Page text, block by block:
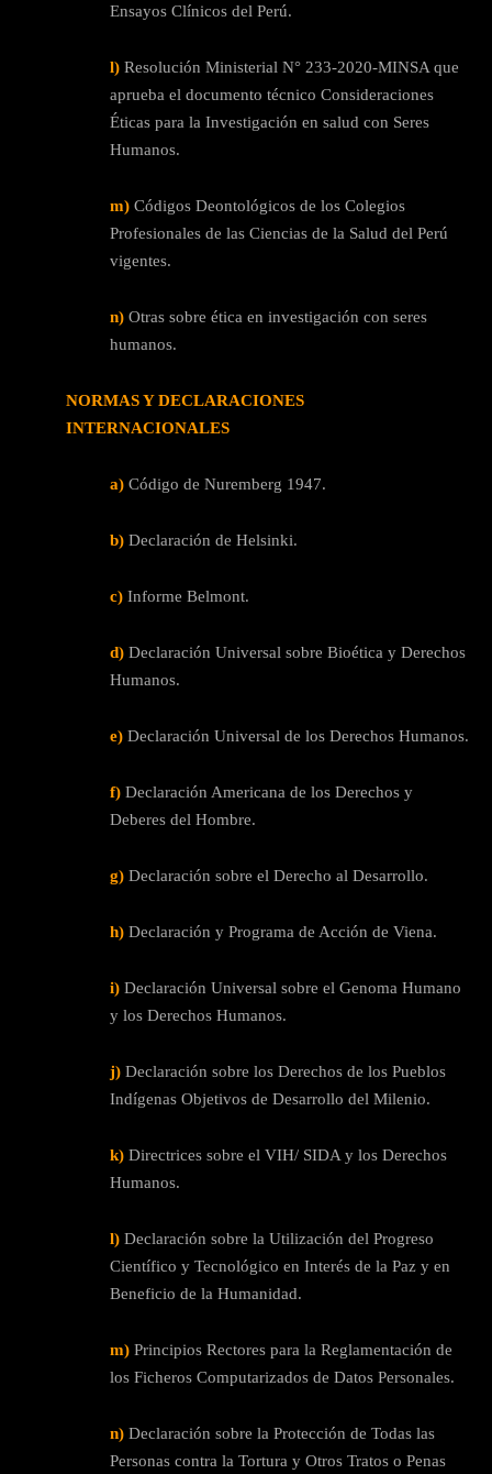
Ensayos Clínicos del Perú.
l) Resolución Ministerial N° 233-2020-MINSA que
aprueba el documento técnico Consideraciones
Éticas para la Investigación en salud con Seres
Humanos.
m) Códigos Deontológicos de los Colegios
Profesionales de las Ciencias de la Salud del Perú
vigentes.
n) Otras sobre ética en investigación con seres
humanos.
NORMAS Y DECLARACIONES
INTERNACIONALES
a) Código de Nuremberg 1947.
b) Declaración de Helsinki.
c) Informe Belmont.
d) Declaración Universal sobre Bioética y Derechos
Humanos.
e) Declaración Universal de los Derechos Humanos.
f) Declaración Americana de los Derechos y
Deberes del Hombre.
g) Declaración sobre el Derecho al Desarrollo.
h) Declaración y Programa de Acción de Viena.
i) Declaración Universal sobre el Genoma Humano
y los Derechos Humanos.
j) Declaración sobre los Derechos de los Pueblos
Indígenas Objetivos de Desarrollo del Milenio.
k) Directrices sobre el VIH/ SIDA y los Derechos
Humanos.
l) Declaración sobre la Utilización del Progreso
Científico y Tecnológico en Interés de la Paz y en
Beneficio de la Humanidad.
m) Principios Rectores para la Reglamentación de
los Ficheros Computarizados de Datos Personales.
n) Declaración sobre la Protección de Todas las
Personas contra la Tortura y Otros Tratos o Penas